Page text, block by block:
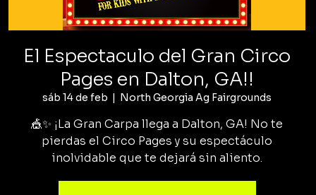
El Espectaculo del Gran Circo
Pages en Dalton, GA!!
sáb 14 de feb
  |
North Georgia Ag Fairgrounds
🎪✨ ¡La Gran Carpa llega a Dalton, GA! No te
pierdas el Circo Pages y su espectáculo
inolvidable que te dejará sin aliento.